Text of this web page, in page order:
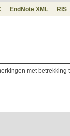
EndNote XML RIS
met